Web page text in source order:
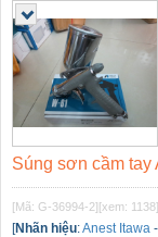
Súng sơn cầm tay
[Mã: G-36994-2][xem: 1138]
[Nhãn hiệu:Anest Itawa -